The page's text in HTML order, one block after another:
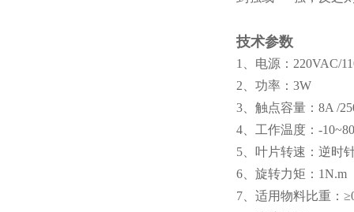
技术参数
1
、电源：220VAC/
2 、功率：3W
3 、触点容量：8A /
4 、工作温度：-
5 、叶片转速：逆时
6 、旋转力矩：1N.m
7 、适用物料比重：